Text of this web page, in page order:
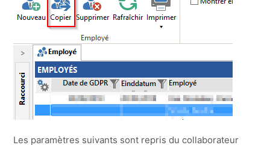
Les paramètres suivants sont repris du collaborateur